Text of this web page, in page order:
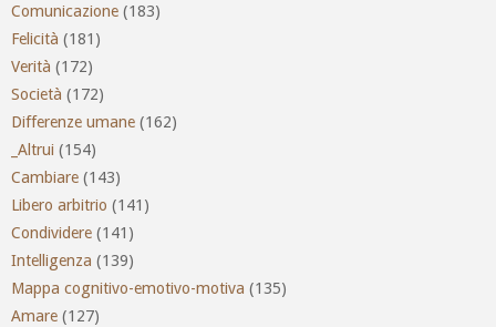
Comunicazione (183)
Felicità (181)
Verità (172)
Società (172)
Differenze umane (162)
_Altrui (154)
Cambiare (143)
Libero arbitrio (141)
Condividere (141)
Intelligenza (139)
Mappa cognitivo-emotivo-motiva (135)
Amare (127)